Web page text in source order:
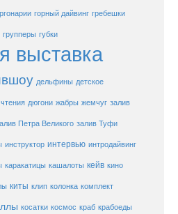
горный дайвинг гребешки
групперы губки
выставка
дельфины детское
дюгони жабры жемчуг залив
Петра Великого залив Туфи
инструктор интервью интродайвинг
каракатицы кашалоты кейв кино
киты клип колонка комплект
косатки космос краб крабоеды